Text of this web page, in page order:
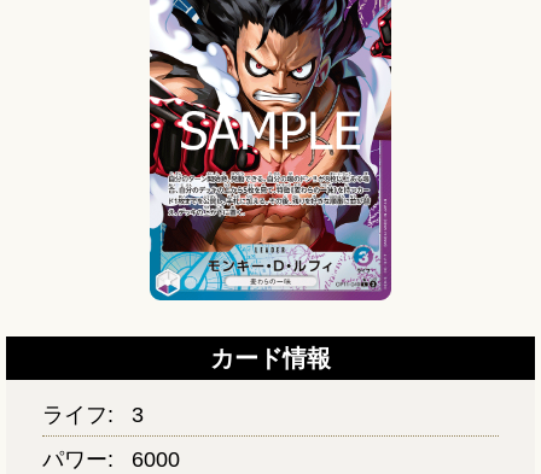
カード情報
ライフ:
3
パワー:
6000